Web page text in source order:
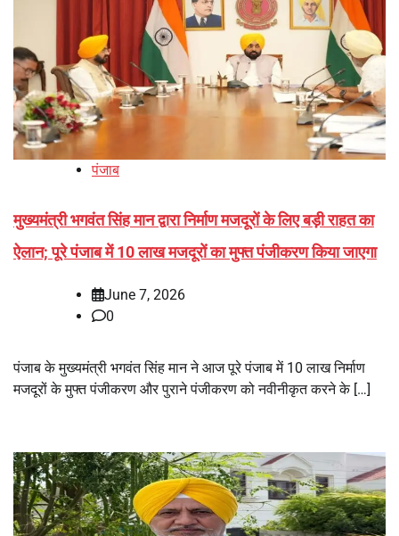
पंजाब
मुख्यमंत्री भगवंत सिंह मान द्वारा निर्माण मजदूरों के लिए बड़ी राहत का
ऐलान; पूरे पंजाब में 10 लाख मजदूरों का मुफ्त पंजीकरण किया जाएगा
June 7, 2026
0
पंजाब के मुख्यमंत्री भगवंत सिंह मान ने आज पूरे पंजाब में 10 लाख निर्माण
मजदूरों के मुफ्त पंजीकरण और पुराने पंजीकरण को नवीनीकृत करने के […]